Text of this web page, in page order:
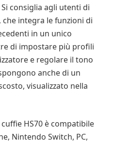
consiglia agli utenti di
che integra le funzioni di
in un unico
di impostare più profili
e regolare il tono
anche di un
visualizzato nella
HS70 è compatibile
Nintendo Switch, PC,